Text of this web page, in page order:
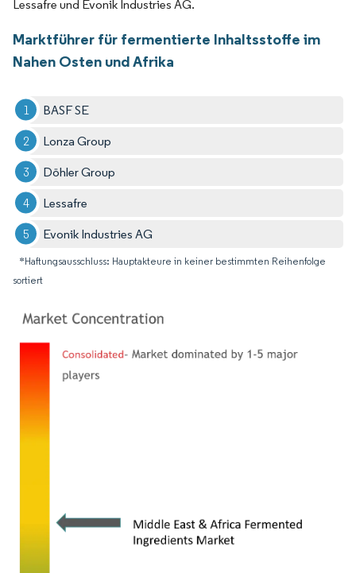
Lessafre und Evonik Industries AG.
Marktführer für fermentierte Inhaltsstoffe im
Nahen Osten und Afrika
BASF SE
Lonza Group
Döhler Group
Lessafre
Evonik Industries AG
*Haftungsausschluss: Hauptakteure in keiner bestimmten Reihenfolge
sortiert